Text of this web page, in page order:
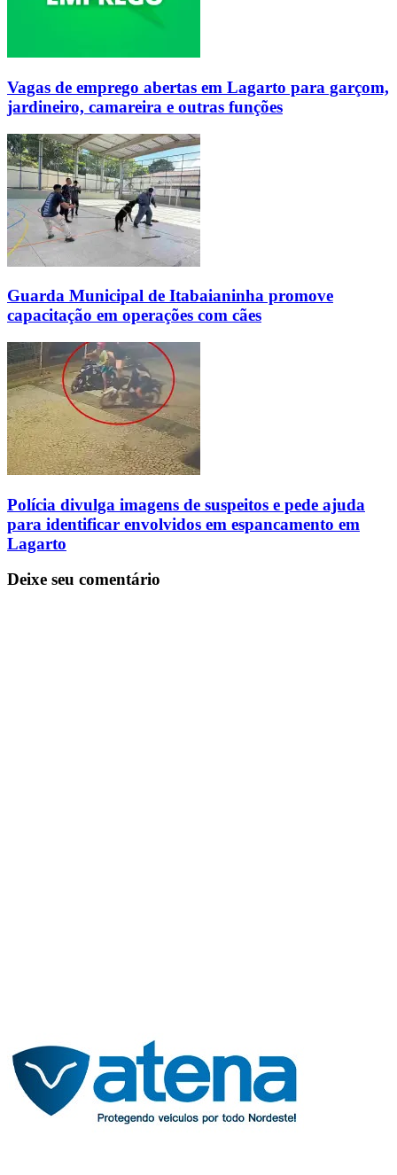
Vagas de emprego abertas em Lagarto para garçom,
jardineiro, camareira e outras funções
Guarda Municipal de Itabaianinha promove
capacitação em operações com cães
Polícia divulga imagens de suspeitos e pede ajuda
para identificar envolvidos em espancamento em
Lagarto
Deixe seu comentário